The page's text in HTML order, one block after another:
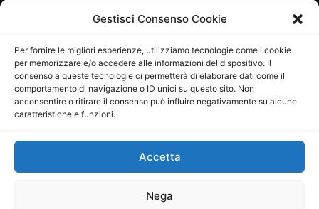
Gestisci Consenso Cookie
Per fornire le migliori esperienze, utilizziamo tecnologie come i cookie
per memorizzare e/o accedere alle informazioni del dispositivo. Il
consenso a queste tecnologie ci permetterà di elaborare dati come il
comportamento di navigazione o ID unici su questo sito. Non
acconsentire o ritirare il consenso può influire negativamente su alcune
caratteristiche e funzioni.
Accetta
Nega
29/09/2015
Direttore Editoriale: Maurizio Scaglione
Direttore Responsabile: Maria Calabrese
P.IVA: 06334930820
Mercurio Comunicazione Società Cooperativa a r.l. è
iscritta al Registro degli Operatori di Comunicazione al